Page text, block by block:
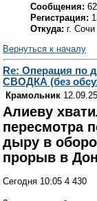
Сообщения:
Регистрация:
Откуда: г. Сочи
Вернуться к началу
Re: Операция по
СВОДКА (без
Крамольник
Алиеву
пересмотра
дыру в
прорыв в
Сегодня 10:05 4 430